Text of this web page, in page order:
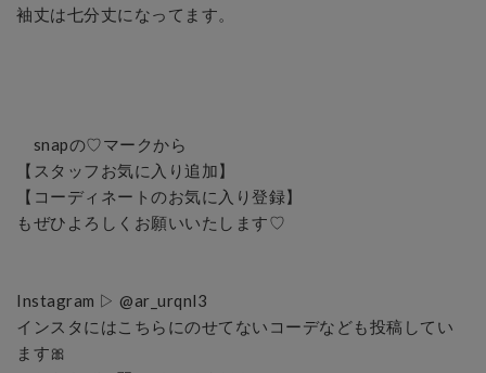
袖丈は七分丈になってます。
snapの♡マークから
【スタッフお気に入り追加】
【コーディネートのお気に入り登録】
もぜひよろしくお願いいたします♡
Instagram ▷ @ar_urqnl3
インスタにはこちらにのせてないコーデなども投稿してい
ます🎀